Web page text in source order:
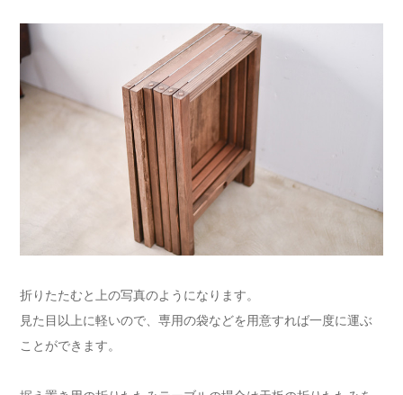
折りたたむと上の写真のようになります。
見た目以上に軽いので、専用の袋などを用意すれば一度に運ぶ
ことができます。